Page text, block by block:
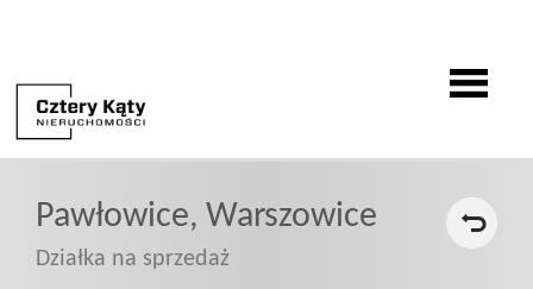
O
firmie
Pawłowice, Warszowice
Działka na sprzedaż